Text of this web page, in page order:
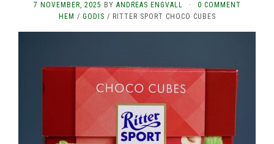
7 NOVEMBER, 2025 BY ANDREAS ENGVALL ·
0 COMMENT
HEM / GODIS / RITTER SPORT CHOCO CUBES